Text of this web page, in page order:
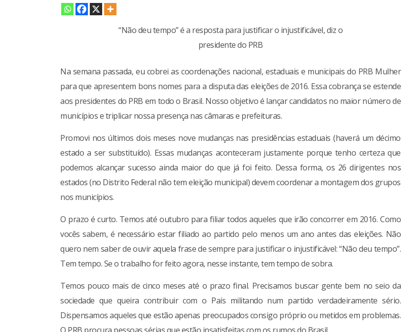
“Não deu tempo” é a resposta para justificar o injustificável, diz o
presidente do PRB
Na semana passada, eu cobrei as coordenações nacional, estaduais e municipais do PRB Mulher
para que apresentem bons nomes para a disputa das eleições de 2016. Essa cobrança se estende
aos presidentes do PRB em todo o Brasil. Nosso objetivo é lançar candidatos no maior número de
municípios e triplicar nossa presença nas câmaras e prefeituras.
Promovi nos últimos dois meses nove mudanças nas presidências estaduais (haverá um décimo
estado a ser substituído). Essas mudanças aconteceram justamente porque tenho certeza que
podemos alcançar sucesso ainda maior do que já foi feito. Dessa forma, os 26 dirigentes nos
estados (no Distrito Federal não tem eleição municipal) devem coordenar a montagem dos grupos
nos municípios.
O prazo é curto. Temos até outubro para filiar todos aqueles que irão concorrer em 2016. Como
vocês sabem, é necessário estar filiado ao partido pelo menos um ano antes das eleições. Não
quero nem saber de ouvir aquela frase de sempre para justificar o injustificável: “Não deu tempo”.
Tem tempo. Se o trabalho for feito agora, nesse instante, tem tempo de sobra.
Temos pouco mais de cinco meses até o prazo final. Precisamos buscar gente bem no seio da
sociedade que queira contribuir com o País militando num partido verdadeiramente sério.
Dispensamos aqueles que estão apenas preocupados consigo próprio ou metidos em problemas.